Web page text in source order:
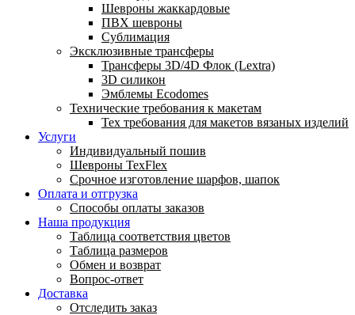
Шевроны жаккардовые
ПВХ шевроны
Сублимация
Эксклюзивные трансферы
Трансферы 3D/4D Флок (Lextra)
3D силикон
Эмблемы Ecodomes
Технические требования к макетам
Тех требования для макетов вязаных изделий
Услуги
Индивидуальный пошив
Шевроны TexFlex
Срочное изготовление шарфов, шапок
Оплата и отгрузка
Способы оплаты заказов
Наша продукция
Таблица соответствия цветов
Таблица размеров
Обмен и возврат
Вопрос-ответ
Доставка
Отследить заказ